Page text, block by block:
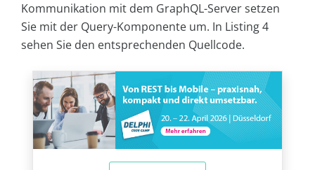
Kommunikation mit dem GraphQL-Server setzen
Sie mit der Query-Komponente um. In Listing 4
sehen Sie den entsprechenden Quellcode.